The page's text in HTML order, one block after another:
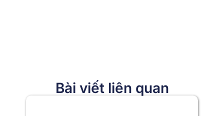
Bài viết liên quan